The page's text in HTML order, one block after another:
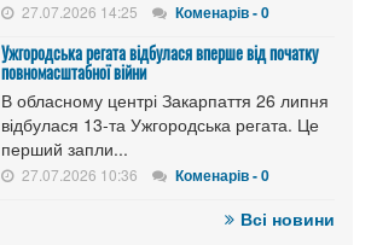
27.07.2026 14:25 Коменарів - 0
Ужгородська регата відбулася вперше від початку
повномасштабної війни
В обласному центрі Закарпаття 26 липня
відбулася 13-та Ужгородська регата. Це
перший запли...
27.07.2026 10:36 Коменарів - 0
Всі новини